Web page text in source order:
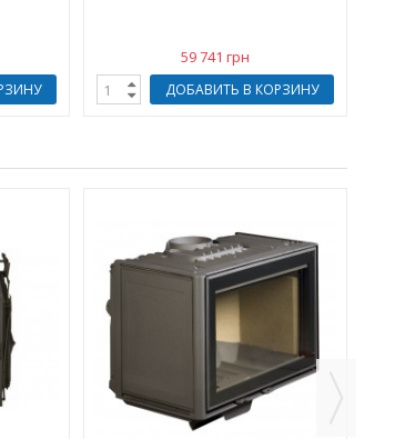
59 741 грн
ДОБАВИТЬ В КОРЗИНУ